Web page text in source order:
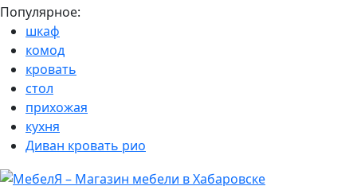
Популярное:
шкаф
комод
кровать
стол
прихожая
кухня
Диван кровать рио